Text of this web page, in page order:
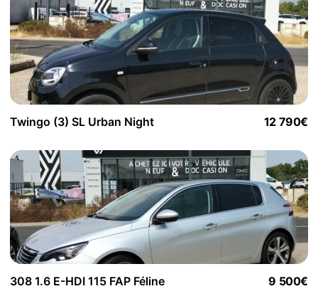
Twingo (3) SL Urban Night 12 790€
308 1.6 E-HDI 115 FAP Féline 9 500€